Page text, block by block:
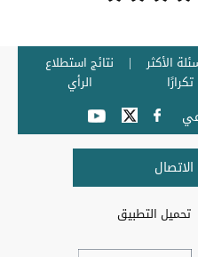
الأكثر
تكرارًا
نتائج استطلاع
الرأي
تحميل التطبيق